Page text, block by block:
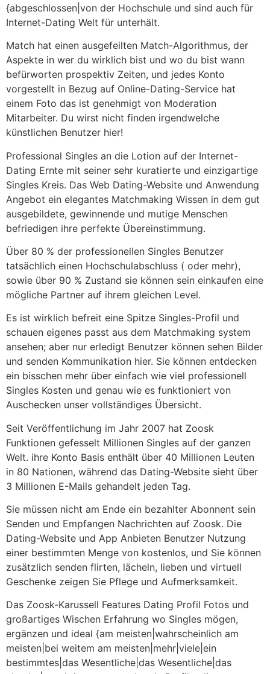
{abgeschlossen|von der Hochschule und sind auch für
Internet-Dating Welt für unterhält.
Match hat einen ausgefeilten Match-Algorithmus, der
Aspekte in wer du wirklich bist und wo du bist wann
befürworten prospektiv Zeiten, und jedes Konto
vorgestellt in Bezug auf Online-Dating-Service hat
einem Foto das ist genehmigt von Moderation
Mitarbeiter. Du wirst nicht finden irgendwelche
künstlichen Benutzer hier!
Professional Singles an die Lotion auf der Internet-
Dating Ernte mit seiner sehr kuratierte und einzigartige
Singles Kreis. Das Web Dating-Website und Anwendung
Angebot ein elegantes Matchmaking Wissen in dem gut
ausgebildete, gewinnende und mutige Menschen
befriedigen ihre perfekte Übereinstimmung.
Über 80 % der professionellen Singles Benutzer
tatsächlich einen Hochschulabschluss ( oder mehr),
sowie über 90 % Zustand sie können sein einkaufen eine
mögliche Partner auf ihrem gleichen Level.
Es ist wirklich befreit eine Spitze Singles-Profil und
schauen eigenes passt aus dem Matchmaking system
ansehen; aber nur erledigt Benutzer können sehen Bilder
und senden Kommunikation hier. Sie können entdecken
ein bisschen mehr über einfach wie viel professionell
Singles Kosten und genau wie es funktioniert von
Auschecken unser vollständiges Übersicht.
Seit Veröffentlichung im Jahr 2007 hat Zoosk
Funktionen gefesselt Millionen Singles auf der ganzen
Welt. ihre Konto Basis enthält über 40 Millionen Leuten
in 80 Nationen, während das Dating-Website sieht über
3 Millionen E-Mails gehandelt jeden Tag.
Sie müssen nicht am Ende ein bezahlter Abonnent sein
Senden und Empfangen Nachrichten auf Zoosk. Die
Dating-Website und App Anbieten Benutzer Nutzung
einer bestimmten Menge von kostenlos, und Sie können
zusätzlich senden flirten, lächeln, lieben und virtuell
Geschenke zeigen Sie Pflege und Aufmerksamkeit.
Das Zoosk-Karussell Features Dating Profil Fotos und
großartiges Wischen Erfahrung wo Singles mögen,
ergänzen und ideal {am meisten|wahrscheinlich am
meisten|bei weitem am meisten|mehr|viele|ein
bestimmtes|das Wesentliche|das Wesentliche|das